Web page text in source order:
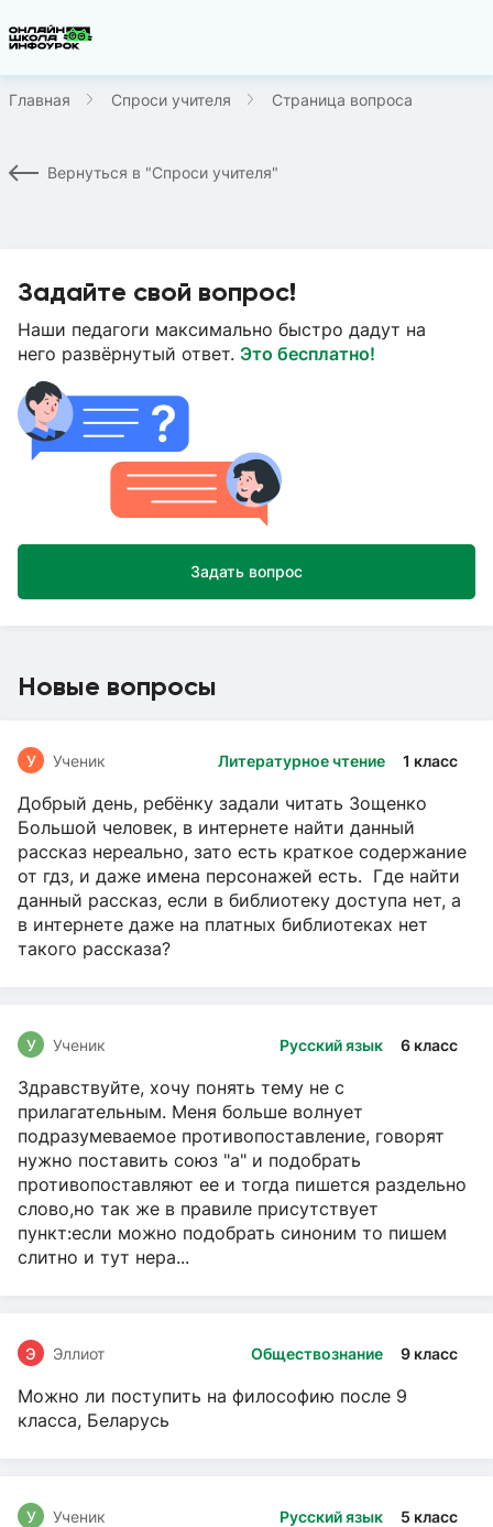
Главная Спроси учителя Страница вопроса
Вернуться в "Спроси учителя"
Задайте свой вопрос!
Наши педагоги максимально быстро дадут на
него развёрнутый ответ. Это бесплатно!
Задать вопрос
Новые вопросы
Литературное чтение 1 класс
У Ученик
Добрый день, ребёнку задали читать Зощенко
Большой человек, в интернете найти данный
рассказ нереально, зато есть краткое содержание
от гдз, и даже имена персонажей есть. Где найти
данный рассказ, если в библиотеку доступа нет, а
в интернете даже на платных библиотеках нет
такого рассказа?
Русский язык 6 класс
У Ученик
Здравствуйте, хочу понять тему не с
прилагательным. Меня больше волнует
подразумеваемое противопоставление, говорят
нужно поставить союз "а" и подобрать
противопоставляют ее и тогда пишется раздельно
слово,но так же в правиле присутствует
пункт:если можно подобрать синоним то пишем
слитно и тут нера...
Обществознание 9 класс
Э Эллиот
Можно ли поступить на философию после 9
класса, Беларусь
Русский язык 5 класс
У Ученик